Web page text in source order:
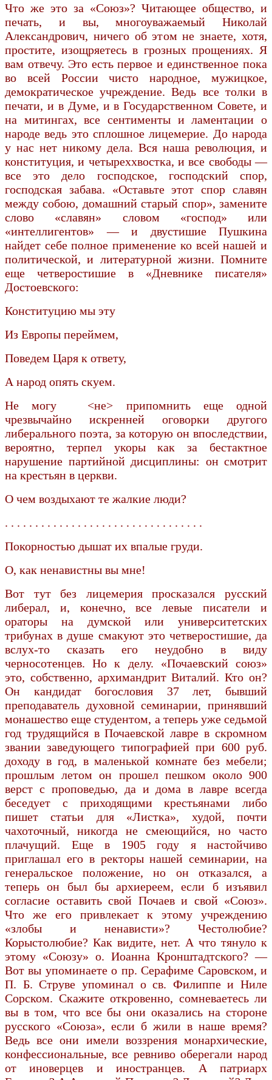
Что же это за «Союз»? Читающее общество, и
печать, и вы, многоуважаемый Николай
Александрович, ничего об этом не знаете, хотя,
простите, изощряетесь в грозных прощениях. Я
вам отвечу. Это есть первое и единственное пока
во всей России чисто народное, мужицкое,
демократическое учреждение. Ведь все толки в
печати, и в Думе, и в Государственном Совете, и
на митингах, все сентименты и ламентации о
народе ведь это сплошное лицемерие. До народа
у нас нет никому дела. Вся наша революция, и
конституция, и четыреххвостка, и все свободы —
все это дело господское, господский спор,
господская забава. «Оставьте этот спор славян
между собою, домашний старый спор», замените
слово «славян» словом «господ» или
«интеллигентов» — и двустишие Пушкина
найдет себе полное применение ко всей нашей и
политической, и литературной жизни. Помните
еще четверостишие в «Дневнике писателя»
Достоевского:
Конституцию мы эту
Из Европы переймем,
Поведем Царя к ответу,
А народ опять скуем.
Не могу <не> припомнить еще одной
чрезвычайно искренней оговорки другого
либерального поэта, за которую он впоследствии,
вероятно, терпел укоры как за бестактное
нарушение партийной дисциплины: он смотрит
на крестьян в церкви.
О чем воздыхают те жалкие люди?
. . . . . . . . . . . . . . . . . . . . . . . . . . . . . . . . .
Покорностью дышат их впалые груди.
О, как ненавистны вы мне!
Вот тут без лицемерия просказался русский
либерал, и, конечно, все левые писатели и
ораторы на думской или университетских
трибунах в душе смакуют это четверостишие, да
вслух-то сказать его неудобно в виду
черносотенцев. Но к делу. «Почаевский союз»
это, собственно, архимандрит Виталий. Кто он?
Он кандидат богословия 37 лет, бывший
преподаватель духовной семинарии, принявший
монашество еще студентом, а теперь уже седьмой
год трудящийся в Почаевской лавре в скромном
звании заведующего типографией при 600 руб.
доходу в год, в маленькой комнате без мебели;
прошлым летом он прошел пешком около 900
верст с проповедью, да и дома в лавре всегда
беседует с приходящими крестьянами либо
пишет статьи для «Листка», худой, почти
чахоточный, никогда не смеющийся, но часто
плачущий. Еще в 1905 году я настойчиво
приглашал его в ректоры нашей семинарии, на
генеральское положение, но он отказался, а
теперь он был бы архиереем, если б изъявил
согласие оставить свой Почаев и свой «Союз».
Что же его привлекает к этому учреждению
«злобы и ненависти»? Честолюбие?
Корыстолюбие? Как видите, нет. А что тянуло к
этому «Союзу» о. Иоанна Кронштадтского? —
Вот вы упоминаете о пр. Серафиме Саровском, и
П. Б. Струве упоминал о св. Филиппе и Ниле
Сорском. Скажите откровенно, сомневаетесь ли
вы в том, что все бы они оказались на стороне
русского «Союза», если б жили в наше время?
Ведь все они имели воззрения монархические,
конфессиональные, все ревниво оберегали народ
от иноверцев и иностранцев. А патриарх